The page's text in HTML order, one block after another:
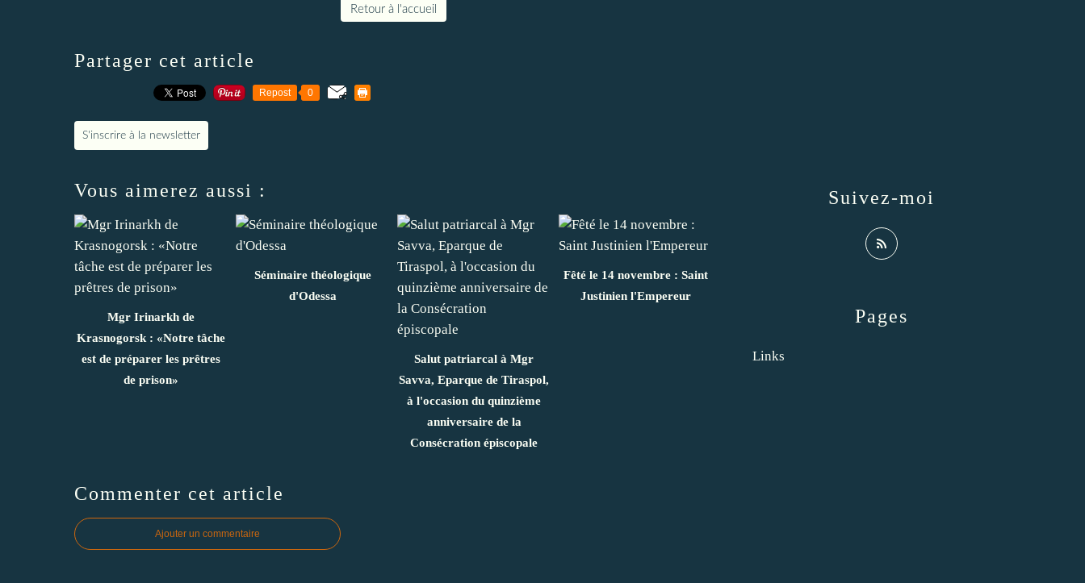
Retour à l'accueil
Partager cet article
Repost 0
S'inscrire à la newsletter
Vous aimerez aussi :
Mgr Irinarkh de
Krasnogorsk : «Notre tâche
est de préparer les prêtres
de prison»
Séminaire théologique
d'Odessa
Salut patriarcal à Mgr
Savva, Eparque de Tiraspol,
à l'occasion du quinzième
anniversaire de la
Consécration épiscopale
Fêté le 14 novembre : Saint
Justinien l'Empereur
Commenter cet article
Ajouter un commentaire
Pages
Links
Suivez-moi